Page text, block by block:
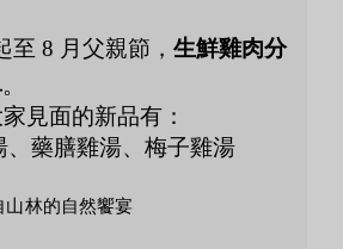
8 月父親節， 生鮮雞肉分
。
見面的新品有：
、藥膳雞湯、梅子雞湯
林的自然饗宴